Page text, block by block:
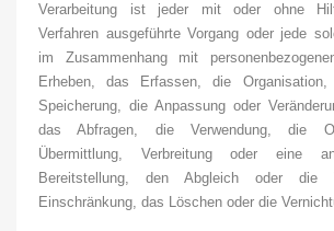
Verarbeitung ist jeder mit oder ohne
Verfahren ausgeführte Vorgang oder jede
im Zusammenhang mit
Erheben, das Erfassen, die
Speicherung, die Anpassung oder
das Abfragen, die Verwendung, die
Übermittlung, Verbreitung oder eine
Bereitstellung, den Abgleich oder die
Einschränkung, das Löschen oder die